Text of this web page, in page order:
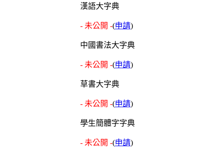
漢語大字典
- 未公開 -(申請)
中國書法大字典
- 未公開 -(申請)
草書大字典
- 未公開 -(申請)
學生簡體字字典
- 未公開 -(申請)